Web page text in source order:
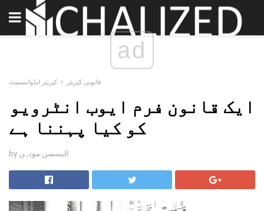
ad
قانونی کیریئر کیریئر ایڈوانسمنٹ
ایک قانون فرم ایوب انٹرویو
کو کیا پہننا ہے
by الیسسن مونہن